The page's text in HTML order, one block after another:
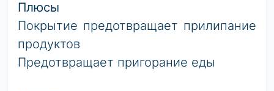
Плюсы
Покрытие предотвращает прилипание
продуктов
Предотвращает пригорание еды